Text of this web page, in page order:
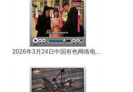
2026年3月24日中国有色网络电视新闻